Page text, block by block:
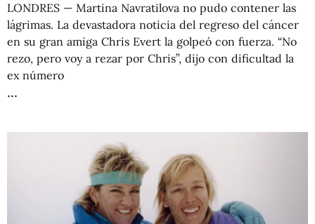
LONDRES — Martina Navratilova no pudo contener las
lágrimas. La devastadora noticia del regreso del cáncer
en su gran amiga Chris Evert la golpeó con fuerza. “No
rezo, pero voy a rezar por Chris”, dijo con dificultad la
ex número